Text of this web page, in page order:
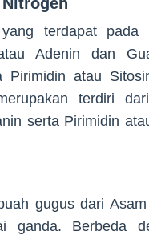
terdapat pada
Adenin dan
Pirimidin atau
terdiri
serta Pirimidin
gugus dari
ganda. Berbeda